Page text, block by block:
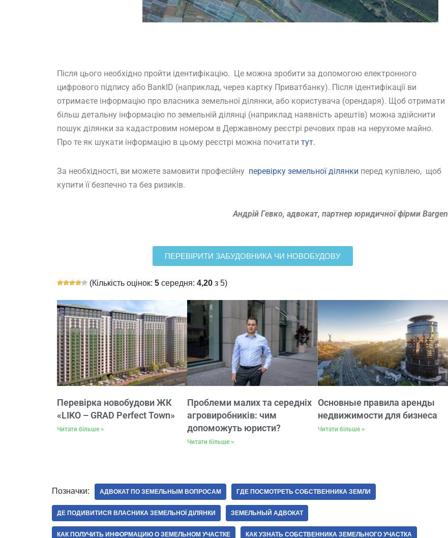
Після цього необхідно пройти ідентифікацію. Це можна зробити за допомогою електронного
цифрового підпису або BankID (наприклад, через картку Приватбанку). Після ідентифікації ви
отримаєте інформацію про власника земельної ділянки, або користувача (орендаря). Щоб отримати
більш детальну інформацію по земельній ділянці (наприклад наявність арештів) можна здійснити
пошук ділянки за кадастровим номером в Державному реєстрі речових прав на нерухоме майно.
Про те як шукати інформацію в цьому реєстрі можна почитати тут.
За необхідності, ви можете замовити професійну перевірку земельної ділянки перед купівлею, щоб
купити її безпечно та без ризиків.
Андрій Гевко, адвокат, партнер юридичної фірми Bargen
ПЕРЕВІРИТИ ЗАБУДОВНИКА ЧИ НОВОБУДОВУ
(Кількість оцінок: 5 середня: 4,20 з 5)
Перевірка новобудови ЖК
«LIKO – GRAD Perfect Town»
Читати більше >
Проблеми малих та середніх
агровиробників: чим
допоможуть юристи?
Читати більше >
Основные правила аренды
недвижимости для бизнеса
Читати більше >
Позначки: АДВОКАТ ПО ЗЕМЕЛЬНЫМ ВОПРОСАМ ГДЕ ПОСМОТРЕТЬ СОБСТВЕННИКА ЗЕМЛИ
ДЕ ПОДИВИТИСЯ ВЛАСНИКА ЗЕМЕЛЬНОЇ ДІЛЯНКИ ЗЕМЕЛЬНЫЙ АДВОКАТ
КАК ПОЛУЧИТЬ ИНФОРМАЦИЮ О ЗЕМЕЛЬНОМ УЧАСТКЕ КАК УЗНАТЬ СОБСТВЕННИКА ЗЕМЕЛЬНОГО УЧАСТКА